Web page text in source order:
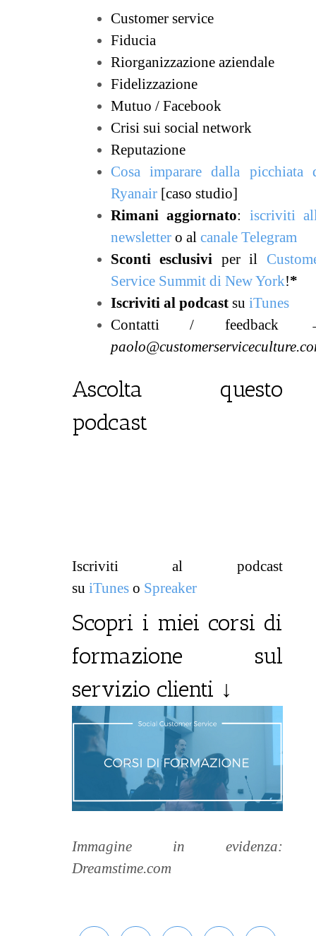
Customer service
Fiducia
Riorganizzazione aziendale
Fidelizzazione
Mutuo / Facebook
Crisi sui social network
Reputazione
Cosa imparare dalla picchiata
Ryanair [caso studio]
Rimani aggiornato: iscriviti
newslettero al canale Telegram
Sconti esclusivi per il
Service Summit di New York!*
Iscriviti al podcastsu iTunes
Contatti / feedback
Ascolta questo
podcast
Iscriviti al podcast
su iTuneso Spreaker
Scopri i miei corsi di
formazione sul
servizio clienti ↓
Immagine in evidenza:
Dreamstime.com